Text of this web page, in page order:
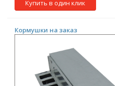
Купить в один клик
Кормушки на заказ